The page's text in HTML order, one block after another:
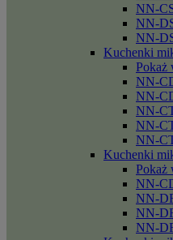
NN-
NN-
NN-
Kuchenki
Pokaż
NN-
NN-
NN-
NN-
NN-
Kuchenki
Pokaż
NN-
NN-
NN-
NN-